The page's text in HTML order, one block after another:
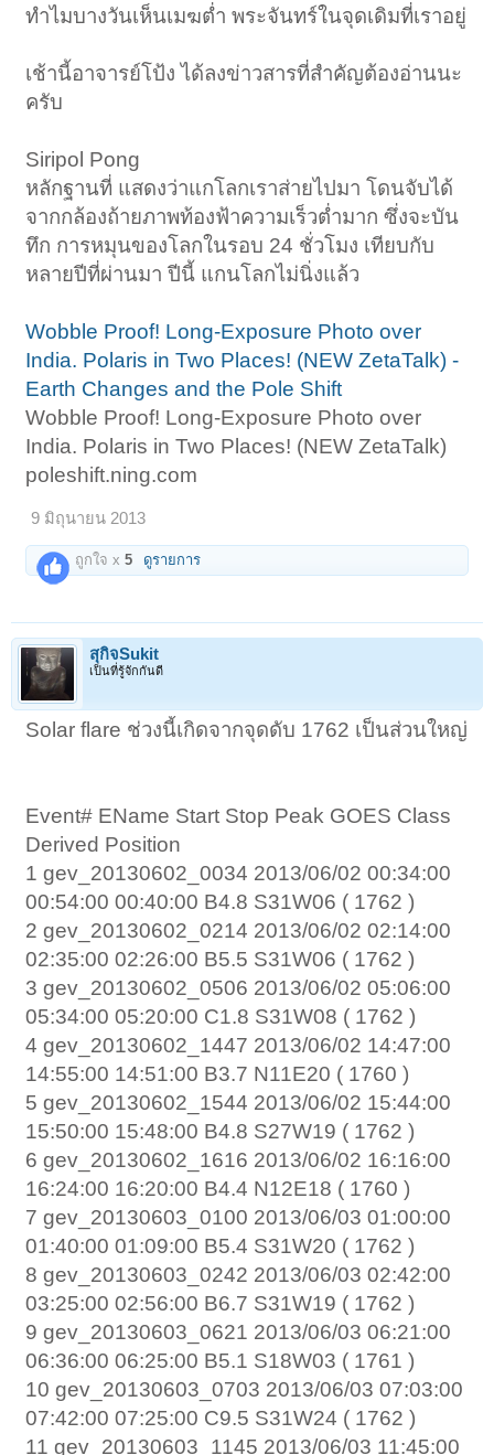
ทำไมบางวันเห็นเมฆต่ำ พระจันทร์ในจุดเดิมที่เราอยู่
เช้านี้อาจารย์โป้ง ได้ลงข่าวสารที่สำคัญต้องอ่านนะ
ครับ
Siripol Pong
หลักฐานที่ แสดงว่าแกโลกเราส่ายไปมา โดนจับได้
จากกล้องถ้ายภาพท้องฟ้าความเร็วต่ำมาก ซึ่งจะบัน
ทึก การหมุนของโลกในรอบ 24 ชั่วโมง เทียบกับ
หลายปีที่ผ่านมา ปีนี้ แกนโลกไม่นิ่งแล้ว
Wobble Proof! Long-Exposure Photo over
India. Polaris in Two Places! (NEW ZetaTalk) -
Earth Changes and the Pole Shift
Wobble Proof! Long-Exposure Photo over
India. Polaris in Two Places! (NEW ZetaTalk)
poleshift.ning.com
9 มิถุนายน 2013
ถูกใจ x5 ดูรายการ
สุกิจSukit
เป็นที่รู้จักกันดี
Solar flare ช่วงนี้เกิดจากจุดดับ 1762 เป็นส่วนใหญ่
Event# EName Start Stop Peak GOES Class
Derived Position
1 gev_20130602_0034 2013/06/02 00:34:00
00:54:00 00:40:00 B4.8 S31W06 ( 1762 )
2 gev_20130602_0214 2013/06/02 02:14:00
02:35:00 02:26:00 B5.5 S31W06 ( 1762 )
3 gev_20130602_0506 2013/06/02 05:06:00
05:34:00 05:20:00 C1.8 S31W08 ( 1762 )
4 gev_20130602_1447 2013/06/02 14:47:00
14:55:00 14:51:00 B3.7 N11E20 ( 1760 )
5 gev_20130602_1544 2013/06/02 15:44:00
15:50:00 15:48:00 B4.8 S27W19 ( 1762 )
6 gev_20130602_1616 2013/06/02 16:16:00
16:24:00 16:20:00 B4.4 N12E18 ( 1760 )
7 gev_20130603_0100 2013/06/03 01:00:00
01:40:00 01:09:00 B5.4 S31W20 ( 1762 )
8 gev_20130603_0242 2013/06/03 02:42:00
03:25:00 02:56:00 B6.7 S31W19 ( 1762 )
9 gev_20130603_0621 2013/06/03 06:21:00
06:36:00 06:25:00 B5.1 S18W03 ( 1761 )
10 gev_20130603_0703 2013/06/03 07:03:00
07:42:00 07:25:00 C9.5 S31W24 ( 1762 )
11 gev_20130603_1145 2013/06/03 11:45:00